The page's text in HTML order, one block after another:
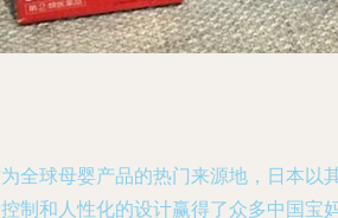
全球母婴产品的热门来源地，日本以
制和人性化的设计赢得了众多中国宝